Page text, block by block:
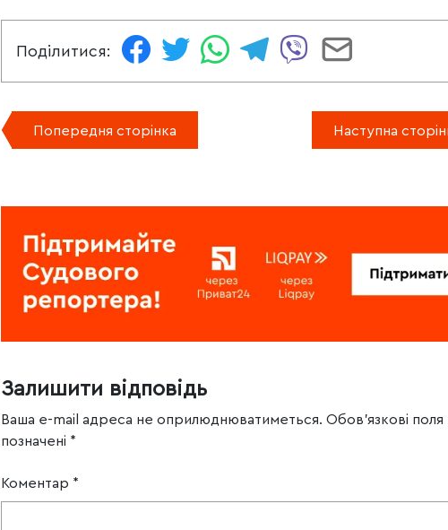
Поділитися:
Попередня сторінка Наступна
Залишити відповідь
Ваша e-mail адреса не оприлюднюватиметься. Обов’язкові поля
позначені *
Коментар *